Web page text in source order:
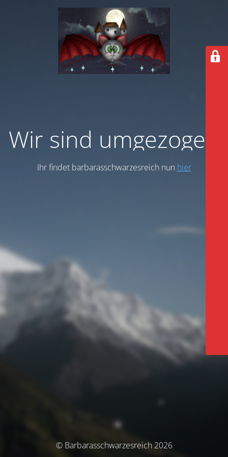
Wir sind umgezogen
Ihr findet barbarasschwarzesreich nun hier
© Barbarasschwarzesreich 2026